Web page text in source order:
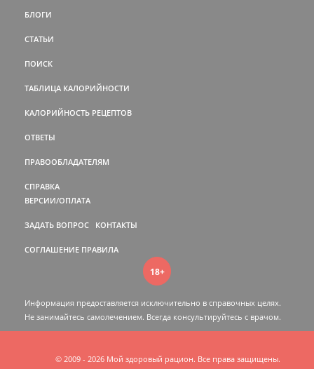
БЛОГИ
СТАТЬИ
ПОИСК
ТАБЛИЦА КАЛОРИЙНОСТИ
КАЛОРИЙНОСТЬ РЕЦЕПТОВ
ОТВЕТЫ
ПРАВООБЛАДАТЕЛЯМ
СПРАВКА
ВЕРСИИ/ОПЛАТА
ЗАДАТЬ ВОПРОС КОНТАКТЫ
СОГЛАШЕНИЕ ПРАВИЛА
18+
Информация предоставляется исключительно в справочных целях.
Не занимайтесь самолечением. Всегда консультируйтесь c врачом.
© 2009 - 2026 Мой здоровый рацион. Все права защищены.